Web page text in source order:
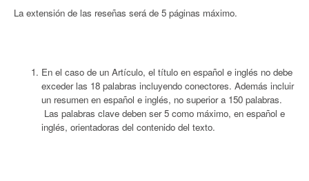
La extensión de las reseñas será de 5 páginas máximo.
En el caso de un Artículo, el título en español e inglés no debe
exceder las 18 palabras incluyendo conectores. Además incluir
un resumen en español e inglés, no superior a 150 palabras.
Las palabras clave deben ser 5 como máximo, en español e
inglés, orientadoras del contenido del texto.